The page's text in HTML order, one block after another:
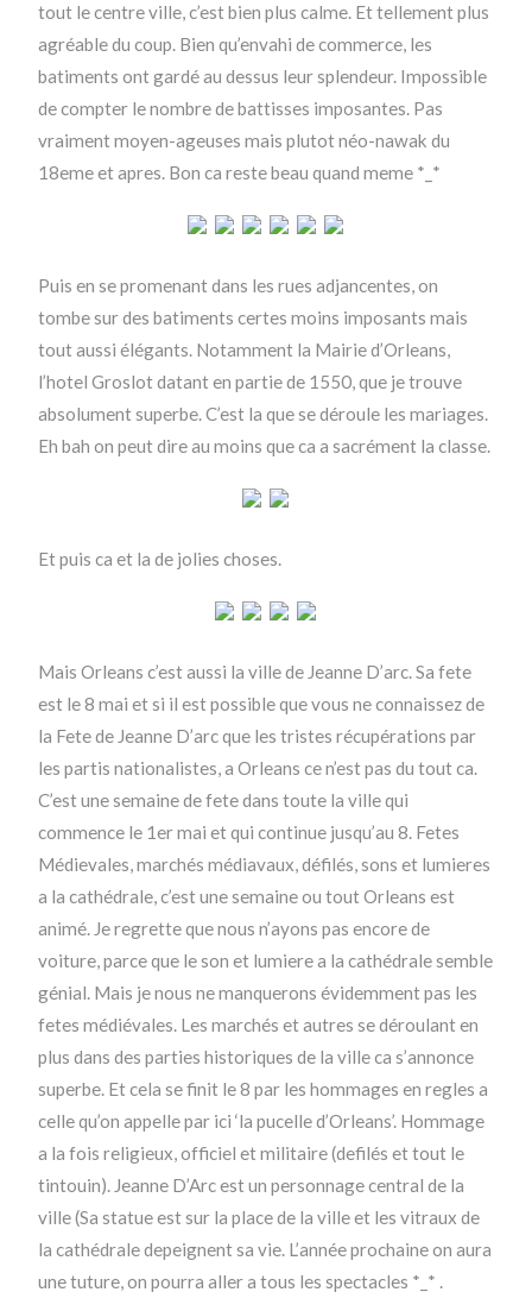
tout le centre ville, c’est bien plus calme. Et tellement plus
agréable du coup. Bien qu’envahi de commerce, les
batiments ont gardé au dessus leur splendeur. Impossible
de compter le nombre de battisses imposantes. Pas
vraiment moyen-ageuses mais plutot néo-nawak du
18eme et apres. Bon ca reste beau quand meme *_*
Puis en se promenant dans les rues adjancentes, on
tombe sur des batiments certes moins imposants mais
tout aussi élégants. Notamment la Mairie d’Orleans,
l’hotel Groslot datant en partie de 1550, que je trouve
absolument superbe. C’est la que se déroule les mariages.
Eh bah on peut dire au moins que ca a sacrément la classe.
Et puis ca et la de jolies choses.
Mais Orleans c’est aussi la ville de Jeanne D’arc. Sa fete
est le 8 mai et si il est possible que vous ne connaissez de
la Fete de Jeanne D’arc que les tristes récupérations par
les partis nationalistes, a Orleans ce n’est pas du tout ca.
C’est une semaine de fete dans toute la ville qui
commence le 1er mai et qui continue jusqu’au 8. Fetes
Médievales, marchés médiavaux, défilés, sons et lumieres
a la cathédrale, c’est une semaine ou tout Orleans est
animé. Je regrette que nous n’ayons pas encore de
voiture, parce que le son et lumiere a la cathédrale semble
génial. Mais je nous ne manquerons évidemment pas les
fetes médiévales. Les marchés et autres se déroulant en
plus dans des parties historiques de la ville ca s’annonce
superbe. Et cela se finit le 8 par les hommages en regles a
celle qu’on appelle par ici ‘la pucelle d’Orleans’. Hommage
a la fois religieux, officiel et militaire (defilés et tout le
tintouin). Jeanne D’Arc est un personnage central de la
ville (Sa statue est sur la place de la ville et les vitraux de
la cathédrale depeignent sa vie. L’année prochaine on aura
une tuture, on pourra aller a tous les spectacles *_* .